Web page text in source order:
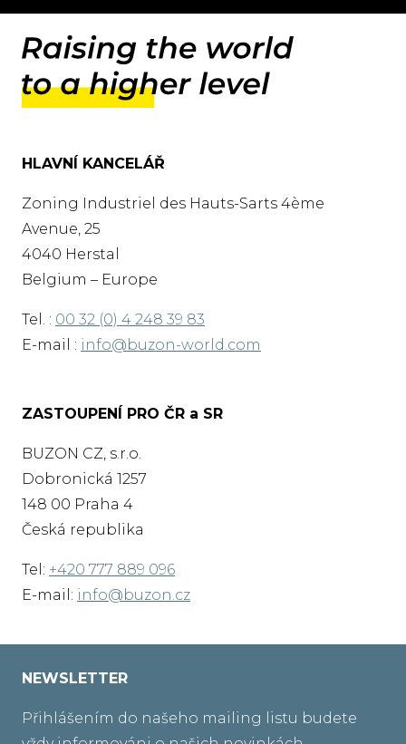
HLAVNÍ KANCELÁŘ
Zoning Industriel des Hauts-Sarts 4ème
Avenue, 25
4040 Herstal
Belgium – Europe
Tel. : 00 32 (0) 4 248 39 83
E-mail : info@buzon-world.com
ZASTOUPENÍ PRO ČR a SR
BUZON CZ, s.r.o.
Dobronická 1257
148 00 Praha 4
Česká republika
Tel: +420 777 889 096
E-mail: info@buzon.cz
NEWSLETTER
Přihlášením do našeho mailing listu budete